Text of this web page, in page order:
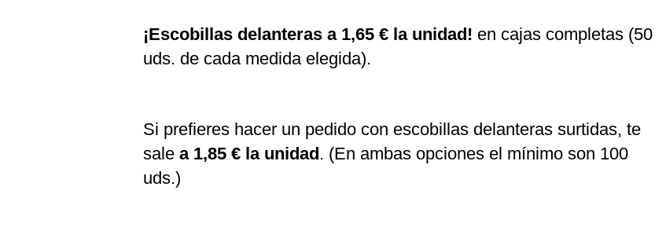
¡Escobillas delanteras a 1,65 € la unidad! en cajas completas (50
uds. de cada medida elegida).
Si prefieres hacer un pedido con escobillas delanteras surtidas, te
sale a 1,85 € la unidad. (En ambas opciones el mínimo son 100
uds.)